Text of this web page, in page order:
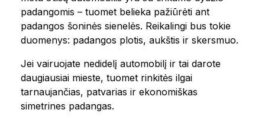
padangomis – tuomet belieka pažiūrėti ant
padangos šoninės sienelės. Reikalingi bus tokie
duomenys: padangos plotis, aukštis ir skersmuo.
Jei vairuojate nedidelį automobilį ir tai darote
daugiausiai mieste, tuomet rinkitės ilgai
tarnaujančias, patvarias ir ekonomiškas
simetrines padangas.